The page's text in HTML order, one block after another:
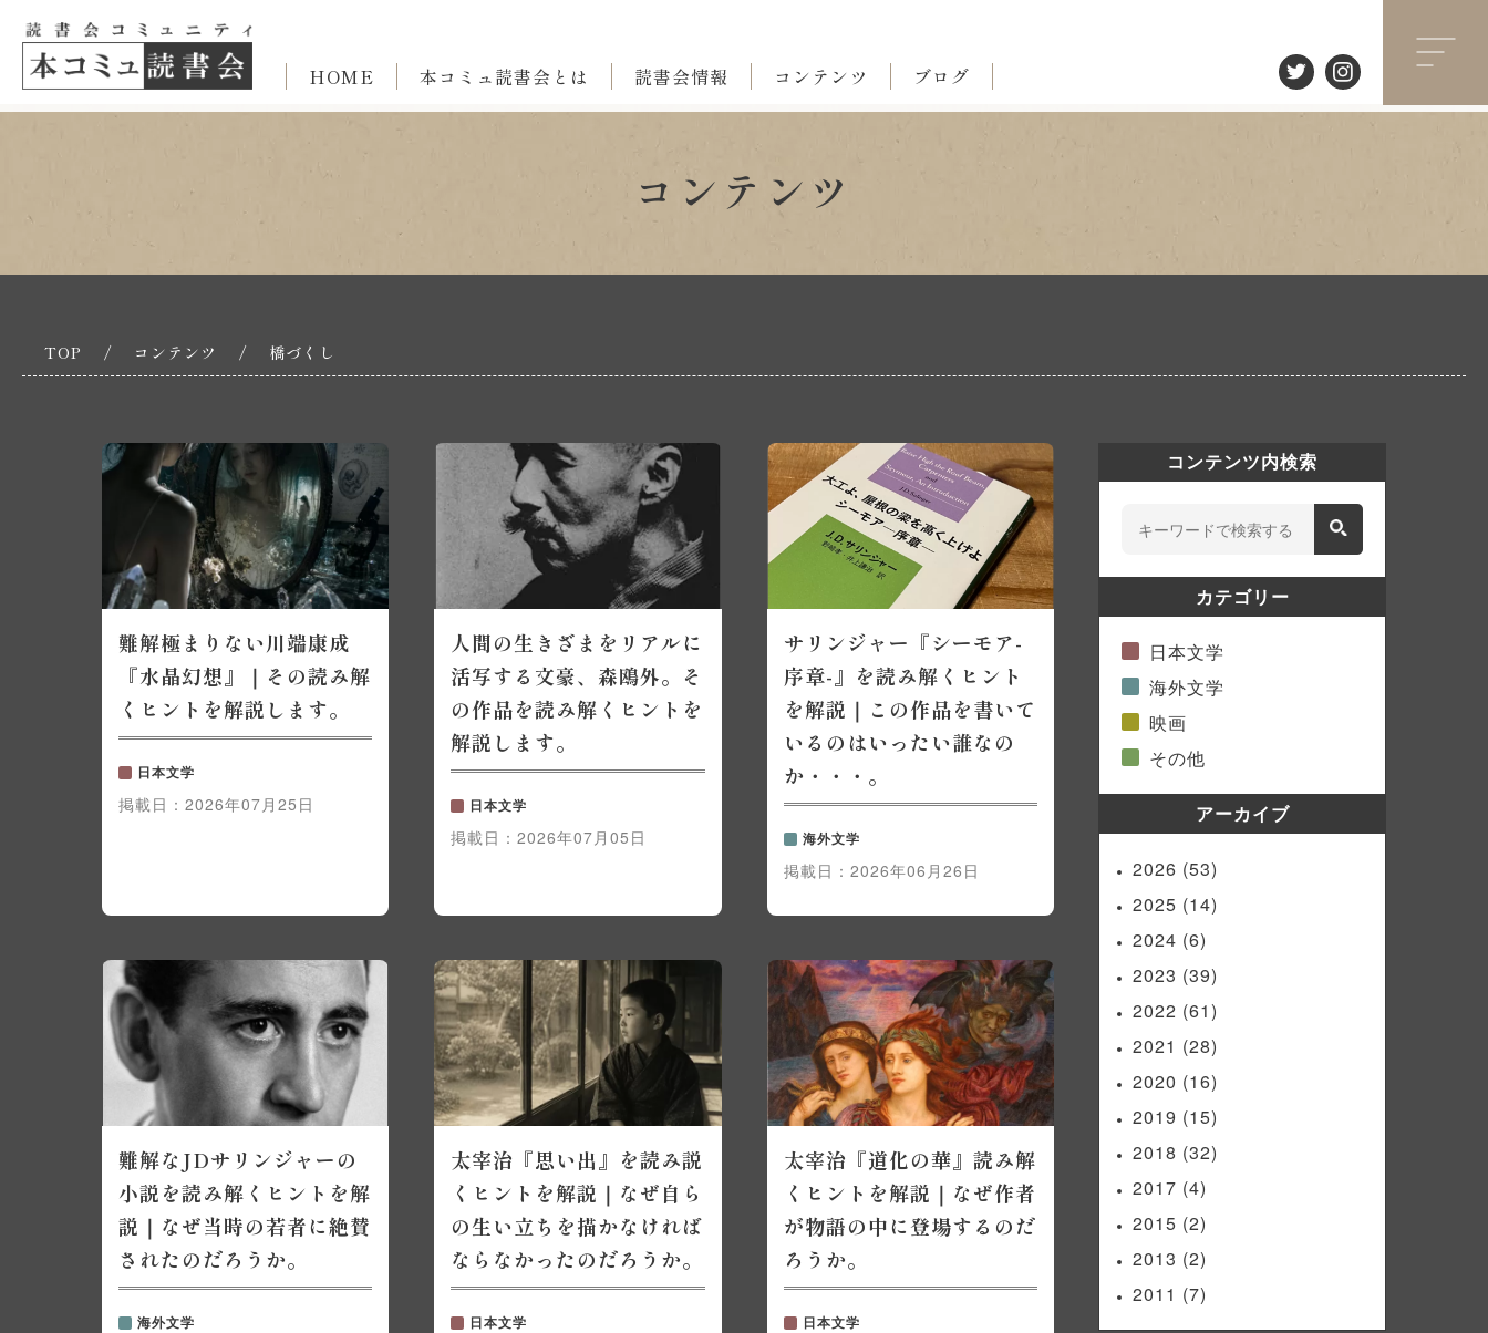
HOME 本コミュ読書会とは 読書会情報 コンテンツ ブログ
コンテンツ
TOP / コンテンツ / 橋づくし
難解極まりない川端康成
『水晶幻想』｜その読み解
くヒントを解説します。
日本文学
掲載日： 2026年07月25日
人間の生きざまをリアルに
活写する文豪、森鴎外。そ
の作品を読み解くヒントを
解説します。
日本文学
掲載日：2026年07月05日
サリンジャー『シーモア-
序章-』を読み解くヒント
を解説｜この作品を書いて
いるのはいったい誰なの
か・・・。
海外文学
掲載日： 2026年06月26日
難解なJDサリンジャーの
小説を読み解くヒントを解
説｜なぜ当時の若者に絶賛
されたのだろうか。
海外文学
太宰治『思い出』を読み説
くヒントを解説｜なぜ自ら
の生い立ちを描かなければ
ならなかったのだろうか。
日本文学
太宰治『道化の華』読み解
くヒントを解説｜なぜ作者
が物語の中に登場するのだ
ろうか。
日本文学
コンテンツ内検索
カテゴリー
日本文学
海外文学
映画
その他
アーカイブ
2026 (53)
2025 (14)
2024 (6)
2023 (39)
2022 (61)
2021 (28)
2020 (16)
2019 (15)
2018 (32)
2017 (4)
2015 (2)
2013 (2)
2011 (7)